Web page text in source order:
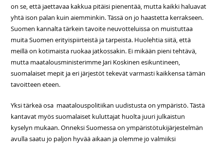
on se, että jaettavaa kakkua pitäisi pienentää, mutta kaikki haluavat
yhtä ison palan kuin aiemminkin. Tässä on jo haastetta kerrakseen.
Suomen kannalta tärkein tavoite neuvotteluissa on muistuttaa
muita Suomen erityispiirteistä ja tarpeista. Huolehtia siitä, että
meillä on kotimaista ruokaa jatkossakin. Ei mikään pieni tehtävä,
mutta maatalousministerimme Jari Koskinen esikuntineen,
suomalaiset mepit ja eri järjestöt tekevät varmasti kaikkensa tämän
tavoitteen eteen.
Yksi tärkeä osa maatalouspolitiikan uudistusta on ympäristö. Tästä
kantavat myös suomalaiset kuluttajat huolta juuri julkaistun
kyselyn mukaan. Onneksi Suomessa on ympäristötukijärjestelmän
avulla saatu jo paljon hyvää aikaan ja olemme jo valmiiksi